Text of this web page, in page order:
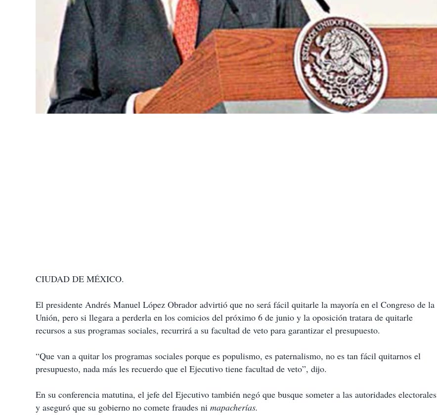
CIUDAD DE MÉXICO.
El presidente Andrés Manuel López Obrador advirtió que no será fácil quitarle la mayoría en el Congreso de la
Unión, pero si llegara a perderla en los comicios del próximo 6 de junio y la oposición tratara de quitarle
recursos a sus programas sociales, recurrirá a su facultad de veto para garantizar el presupuesto.
“Que van a quitar los programas sociales porque es populismo, es paternalismo, no es tan fácil quitarnos el
presupuesto, nada más les recuerdo que el Ejecutivo tiene facultad de veto”, dijo.
En su conferencia matutina, el jefe del Ejecutivo también negó que busque someter a las autoridades electorales
y aseguró que su gobierno no comete fraudes ni mapacherías.